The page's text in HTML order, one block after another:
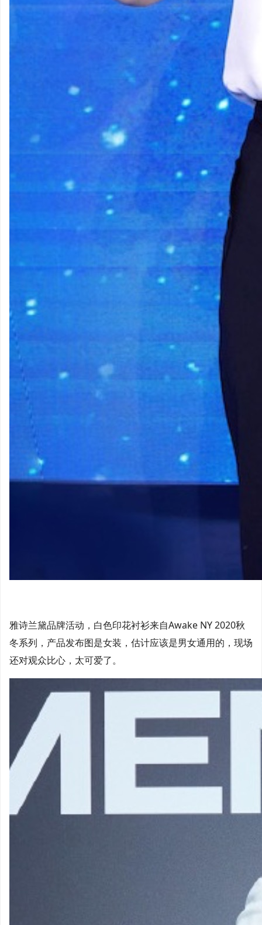
雅诗兰黛品牌活动，白色印花衬衫来自Awake NY 2020秋
冬系列，产品发布图是女装，估计应该是男女通用的，现场
还对观众比心，太可爱了。